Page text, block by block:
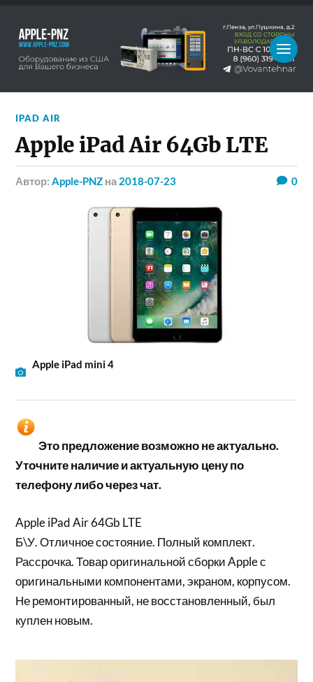
IPAD AIR
Apple iPad Air 64Gb LTE
Автор:Apple-PNZ на 2018-07-23 0
Apple iPad mini 4
Это предложение возможно не актуально.
Уточните наличие и актуальную цену по
телефону либо через чат.
Apple iPad Air 64Gb LTE
Б\У. Отличное состояние. Полный комплект.
Рассрочка. Товар оригинальной сборки Apple с
оригинальными компонентами, экраном, корпусом.
Не ремонтированный, не восстановленный, был
куплен новым.